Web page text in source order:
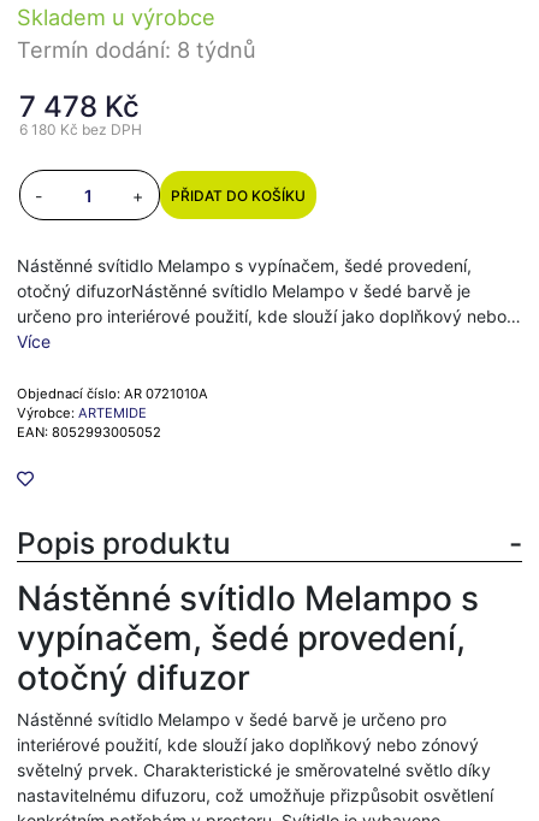
Skladem u výrobce
Termín dodání: 8 týdnů
7 478 Kč
6 180 Kč bez DPH
- + PŘIDAT DO KOŠÍKU
Nástěnné svítidlo Melampo s vypínačem, šedé provedení,
otočný difuzorNástěnné svítidlo Melampo v šedé barvě je
určeno pro interiérové použití, kde slouží jako doplňkový nebo…
Více
Objednací číslo: AR 0721010A
Výrobce: ARTEMIDE
EAN: 8052993005052
Popis produktu
Nástěnné svítidlo Melampo s
vypínačem, šedé provedení,
otočný difuzor
Nástěnné svítidlo Melampo v šedé barvě je určeno pro
interiérové použití, kde slouží jako doplňkový nebo zónový
světelný prvek. Charakteristické je směrovatelné světlo díky
nastavitelnému difuzoru, což umožňuje přizpůsobit osvětlení